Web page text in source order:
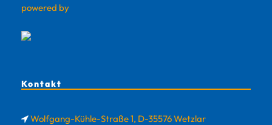
powered by
Kontakt
Wolfgang-Kühle-Straße 1, D-35576 Wetzlar